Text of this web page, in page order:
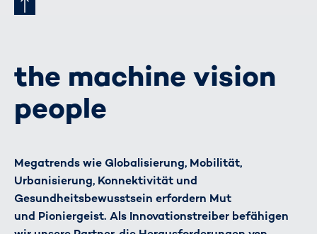
the machine vision
people
Megatrends wie Globalisierung, Mobilität,
Urbanisierung, Konnektivität und
Gesundheitsbewusstsein erfordern Mut
und Pioniergeist. Als Innovationstreiber befähigen